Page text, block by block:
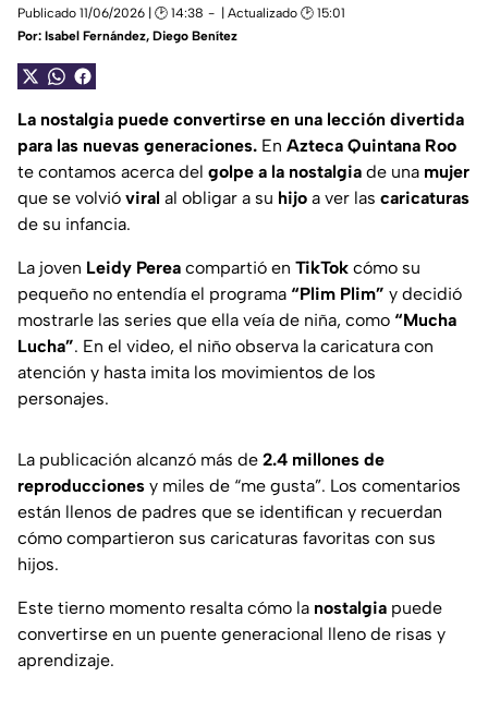
Publicado 11/06/2026 | 🕑 14:38
| Actualizado 🕑 15:01
Por: Isabel Fernández, Diego Benítez
La nostalgia puede convertirse en una lección divertida
para las nuevas generaciones. En Azteca Quintana Roo
te contamos acerca del golpe a la nostalgia de una mujer
que se volvió viral al obligar a su hijo a ver las caricaturas
de su infancia.
La joven Leidy Perea compartió en TikTok cómo su
pequeño no entendía el programa “Plim Plim” y decidió
mostrarle las series que ella veía de niña, como “Mucha
Lucha”. En el video, el niño observa la caricatura con
atención y hasta imita los movimientos de los
personajes.
La publicación alcanzó más de 2.4 millones de
reproducciones y miles de “me gusta”. Los comentarios
están llenos de padres que se identifican y recuerdan
cómo compartieron sus caricaturas favoritas con sus
hijos.
Este tierno momento resalta cómo la nostalgia puede
convertirse en un puente generacional lleno de risas y
aprendizaje.